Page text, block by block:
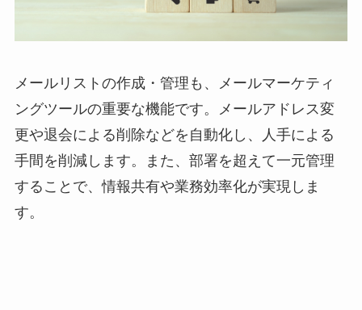
メールリストの作成・管理も、メールマーケティ
ングツールの重要な機能です。メールアドレス変
更や退会による削除などを自動化し、人手による
手間を削減します。また、部署を超えて一元管理
することで、情報共有や業務効率化が実現しま
す。